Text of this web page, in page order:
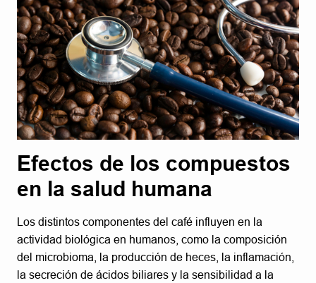
Efectos de los compuestos
en la salud humana
Los distintos componentes del café influyen en la
actividad biológica en humanos, como la composición
del microbioma, la producción de heces, la inflamación,
la secreción de ácidos biliares y la sensibilidad a la